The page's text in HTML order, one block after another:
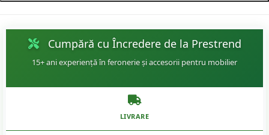
Cumpără cu Încredere de la Prestrend
15+ ani experiență în feronerie și accesorii pentru mobilier
LIVRARE